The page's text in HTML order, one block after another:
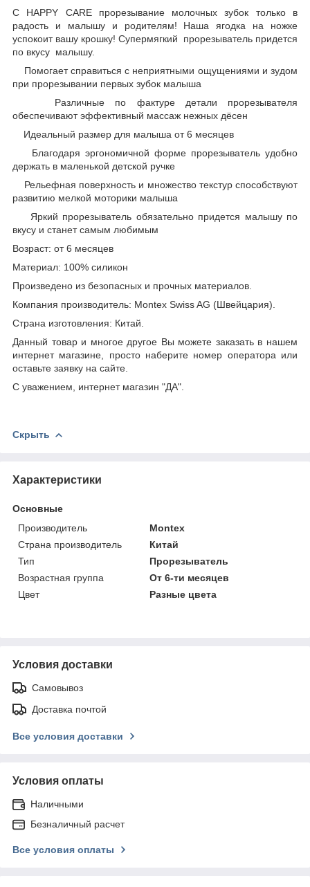
С HAPPY CARE прорезывание молочных зубок только в
радость и малышу и родителям! Наша ягодка на ножке
успокоит вашу крошку! Супермягкий
прорезыватель придется
по вкусу малышу.
Помогает справиться с неприятными ощущениями и зудом
при прорезывании первых зубок малыша
Различные по фактуре детали прорезывателя
обеспечивают эффективный массаж нежных дёсен
Идеальный размер для малыша от 6 месяцев
Благодаря эргономичной форме прорезыватель удобно
держать в маленькой детской ручке
Рельефная поверхность и множество текстур способствуют
развитию мелкой моторики малыша
Яркий прорезыватель обязательно придется малышу по
вкусу и станет самым любимым
Возраст: от 6 месяцев
Материал: 100% силикон
Произведено из безопасных и прочных материалов.
Компания производитель: Montex Swiss AG (Швейцария).
Страна изготовления: Китай.
Данный товар и многое другое Вы можете заказать в нашем
интернет магазине, просто наберите номер оператора или
оставьте заявку на сайте.
С уважением, интернет магазин "ДА".
Скрыть
Характеристики
Основные
Производитель
Montex
Страна производитель
Китай
Тип
Прорезыватель
Возрастная группа
От 6-ти месяцев
Цвет
Разные цвета
Условия доставки
Самовывоз
Доставка почтой
Все условия доставки
Условия оплаты
Наличными
Безналичный расчет
Все условия оплаты